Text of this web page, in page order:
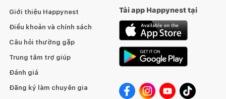
Giới thiệu Happynest
Điều khoản và chính sách
Câu hỏi thường gặp
Trung tâm trợ giúp
Đánh giá
Đăng ký làm chuyên gia
Tải app Happynest tại